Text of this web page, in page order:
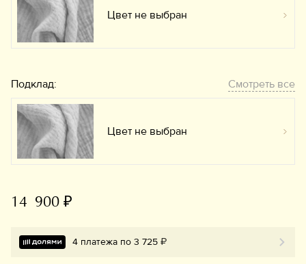
Цвет не выбран
Подклад: Смотреть все
Цвет не выбран
14 900 ₽
4 платежа по 3 725 ₽